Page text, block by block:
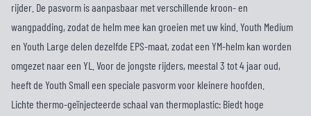
rijder. De pasvorm is aanpasbaar met verschillende kroon- en
wangpadding, zodat de helm mee kan groeien met uw kind. Youth Medium
en Youth Large delen dezelfde EPS-maat, zodat een YM-helm kan worden
omgezet naar een YL. Voor de jongste rijders, meestal 3 tot 4 jaar oud,
heeft de Youth Small een speciale pasvorm voor kleinere hoofden.
Lichte thermo-geïnjecteerde schaal van thermoplastic: Biedt hoge